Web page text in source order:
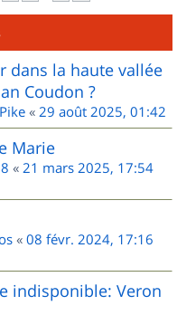
dans la haute vallée
Coudon ?
« 29 août 2025, 01:42
Marie
« 21 mars 2025, 17:54
« 08 févr. 2024, 17:16
indisponible: Veron